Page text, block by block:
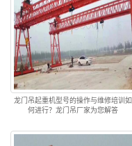
龙门吊起重机型号的操作与维修培训如
何进行？龙门吊厂家为您解答